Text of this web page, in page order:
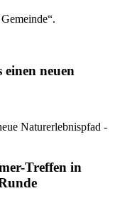
neuen
Naturerlebnispfad -
Treffen in